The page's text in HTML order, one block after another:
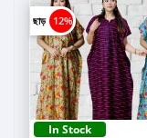
ছাড় 12%
In Stock